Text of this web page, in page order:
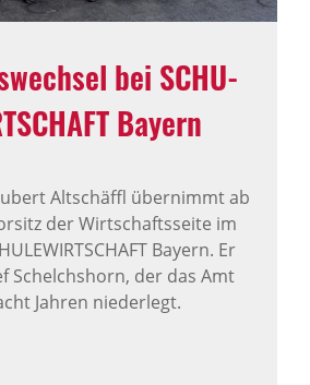
bei SCHU­
Bayern
Altschäffl übernimmt ab
der Wirtschaftsseite im
Bayern. Er
Schelchshorn, der das Amt
Jahren niederlegt.